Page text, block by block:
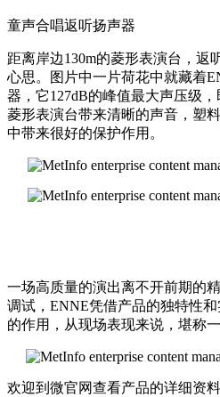
童声合唱返听扬声器
距离岸边130m的菱形表演台，返
心思。图片中一片荷花中就藏着
器，它127dB的峰值最大声压级
菱形表演台带来清晰的声音，塑
中带来很好的保护作用。
一场高质量的演出离不开前期的
调试，ENNE凭借产品的独特性
的作用，从现场表现来说，堪称一
欢迎到微官网查看产品的详细资料